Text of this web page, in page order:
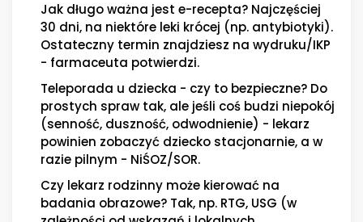
Jak długo ważna jest e-recepta? Najczęściej
30 dni, na niektóre leki krócej (np. antybiotyki).
Ostateczny termin znajdziesz na wydruku/IKP
- farmaceuta potwierdzi.
Teleporada u dziecka - czy to bezpieczne? Do
prostych spraw tak, ale jeśli coś budzi niepokój
(senność, duszność, odwodnienie) - lekarz
powinien zobaczyć dziecko stacjonarnie, a w
razie pilnym - NiŚOZ/SOR.
Czy lekarz rodzinny może kierować na
badania obrazowe? Tak, np. RTG, USG (w